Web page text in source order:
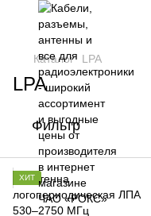
Каталог LPA
LPA
Фильтр
ХИТ